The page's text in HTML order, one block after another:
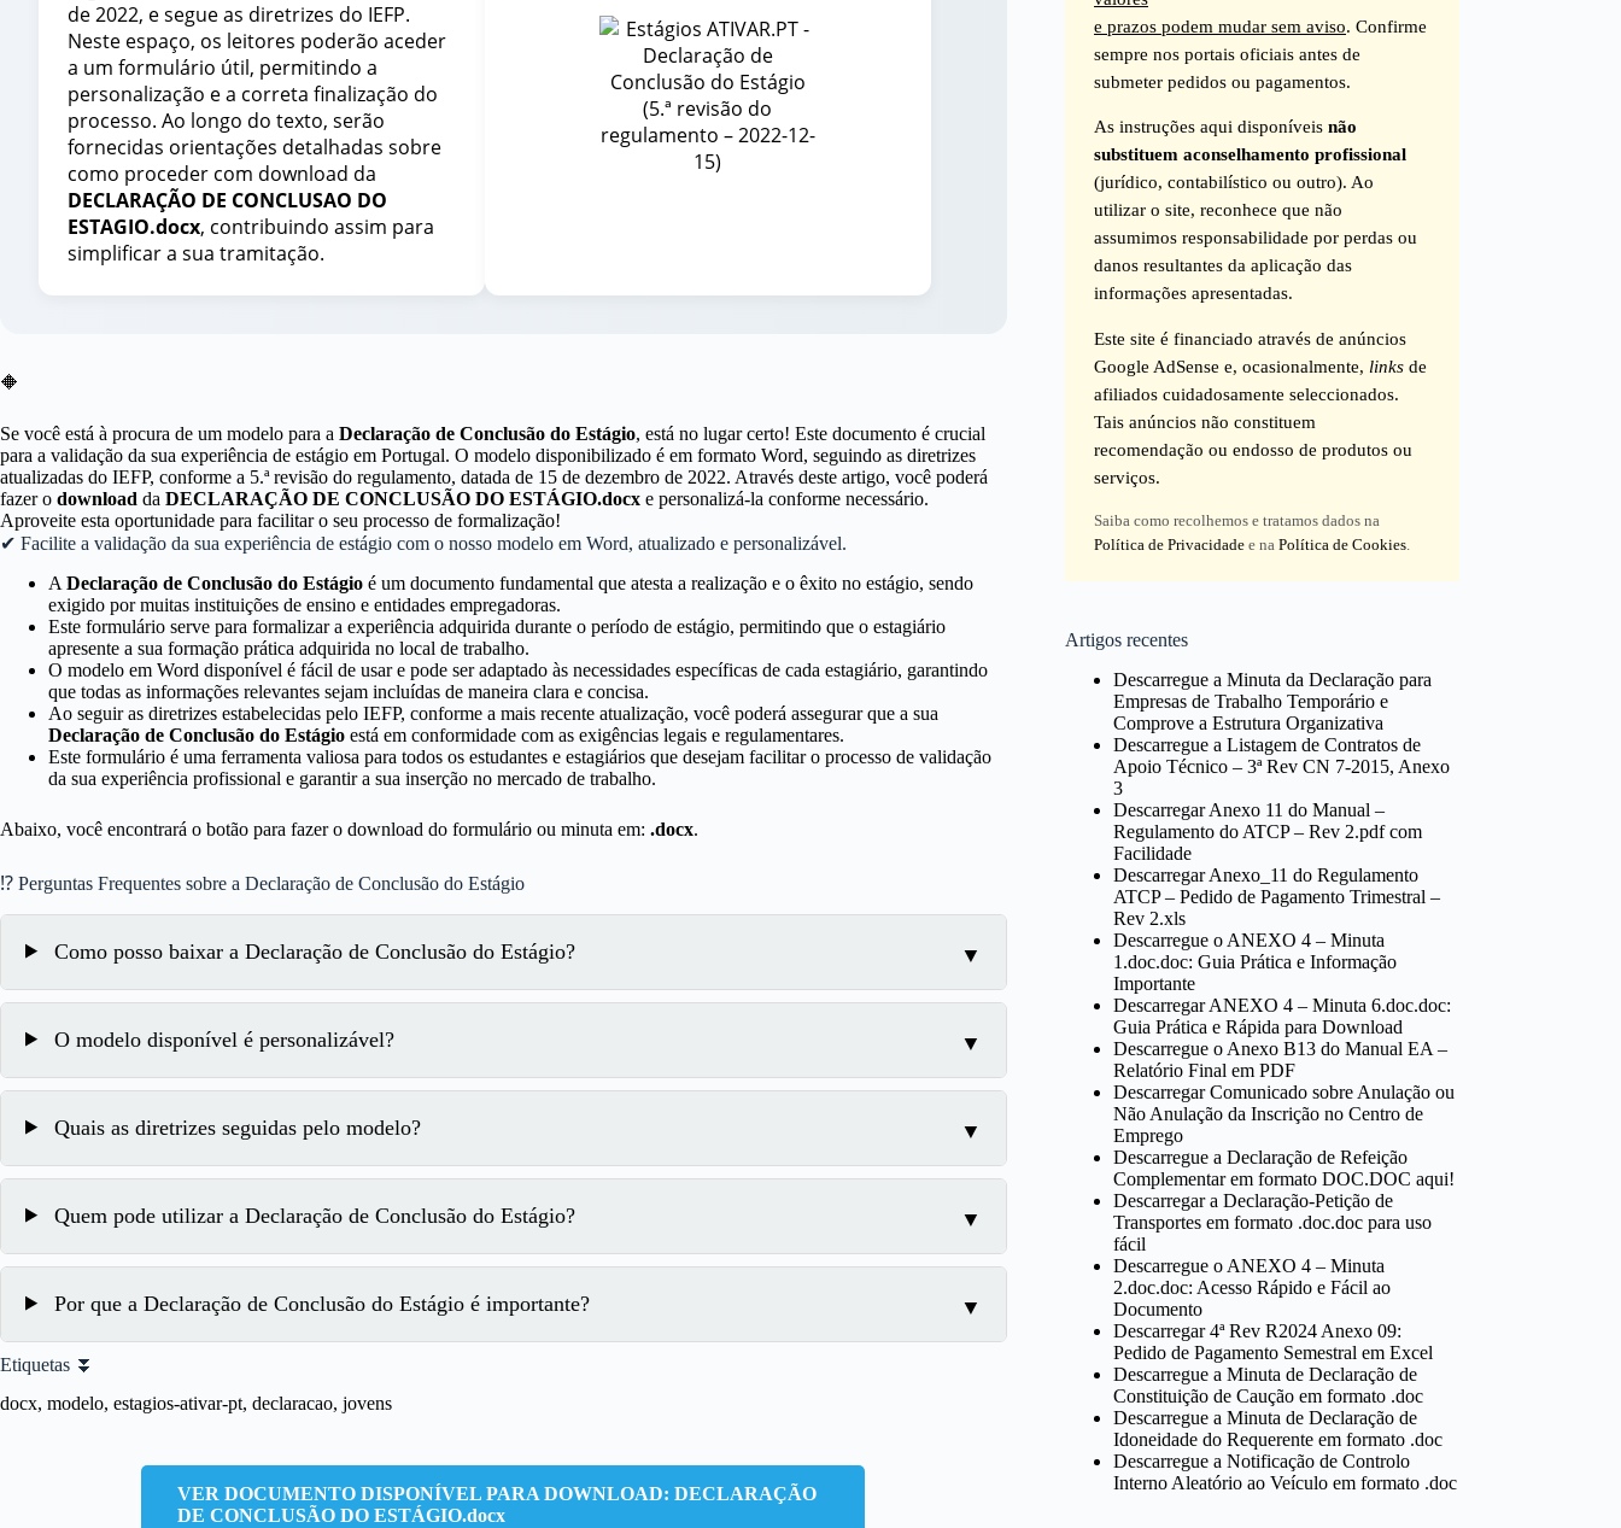
de 2022, e segue as diretrizes do IEFP.
Neste espaço, os leitores poderão aceder
a um formulário útil, permitindo a
personalização e a correta finalização do
processo. Ao longo do texto, serão
fornecidas orientações detalhadas sobre
como proceder com download da
DECLARAÇÃO DE CONCLUSAO DO
ESTAGIO.docx, contribuindo assim para
simplificar a sua tramitação.
🔶
Se você está à procura de um modelo para a Declaração de Conclusão do Estágio, está no lugar certo! Este documento é crucial
para a validação da sua experiência de estágio em Portugal. O modelo disponibilizado é em formato Word, seguindo as diretrizes
atualizadas do IEFP, conforme a 5.ª revisão do regulamento, datada de 15 de dezembro de 2022. Através deste artigo, você poderá
fazer o download da DECLARAÇÃO DE CONCLUSÃO DO ESTÁGIO.docx e personalizá-la conforme necessário.
Aproveite esta oportunidade para facilitar o seu processo de formalização!
✔ Facilite a validação da sua experiência de estágio com o nosso modelo em Word, atualizado e personalizável.
A Declaração de Conclusão do Estágio é um documento fundamental que atesta a realização e o êxito no estágio, sendo
exigido por muitas instituições de ensino e entidades empregadoras.
Este formulário serve para formalizar a experiência adquirida durante o período de estágio, permitindo que o estagiário
apresente a sua formação prática adquirida no local de trabalho.
O modelo em Word disponível é fácil de usar e pode ser adaptado às necessidades específicas de cada estagiário, garantindo
que todas as informações relevantes sejam incluídas de maneira clara e concisa.
Ao seguir as diretrizes estabelecidas pelo IEFP, conforme a mais recente atualização, você poderá assegurar que a sua
Declaração de Conclusão do Estágio está em conformidade com as exigências legais e regulamentares.
Este formulário é uma ferramenta valiosa para todos os estudantes e estagiários que desejam facilitar o processo de validação
da sua experiência profissional e garantir a sua inserção no mercado de trabalho.
Abaixo, você encontrará o botão para fazer o download do formulário ou minuta em: .docx.
⁉ Perguntas Frequentes sobre a Declaração de Conclusão do Estágio
Como posso baixar a Declaração de Conclusão do Estágio?
O modelo disponível é personalizável?
Quais as diretrizes seguidas pelo modelo?
Quem pode utilizar a Declaração de Conclusão do Estágio?
Por que a Declaração de Conclusão do Estágio é importante?
Etiquetas ⏬
docx, modelo, estagios-ativar-pt, declaracao, jovens
VER DOCUMENTO DISPONÍVEL PARA DOWNLOAD: DECLARAÇÃO
DE CONCLUSÃO DO ESTÁGIO.docx
e prazos podem mudar sem aviso. Confirme
sempre nos portais oficiais antes de
submeter pedidos ou pagamentos.
As instruções aqui disponíveisnão
substituem aconselhamento profissional
(jurídico, contabilístico ou outro). Ao
utilizar o site, reconhece que não
assumimos responsabilidade por perdas ou
danos resultantes da aplicação das
informações apresentadas.
Este site é financiado através de anúncios
Google AdSense e, ocasionalmente, links de
afiliados cuidadosamente seleccionados.
Tais anúncios não constituem
recomendação ou endosso de produtos ou
serviços.
Saiba como recolhemos e tratamos dados na
Política de Privacidade e naPolítica de Cookies.
Artigos recentes
Descarregue a Minuta da Declaração para
Empresas de Trabalho Temporário e
Comprove a Estrutura Organizativa
Descarregue a Listagem de Contratos de
Apoio Técnico – 3ª Rev CN 7-2015, Anexo
3
Descarregar Anexo 11 do Manual –
Regulamento do ATCP – Rev 2.pdf com
Facilidade
Descarregar Anexo_11 do Regulamento
ATCP – Pedido de Pagamento Trimestral –
Rev 2.xls
Descarregue o ANEXO 4 – Minuta
1.doc.doc: Guia Prática e Informação
Importante
Descarregar ANEXO 4 – Minuta 6.doc.doc:
Guia Prática e Rápida para Download
Descarregue o Anexo B13 do Manual EA –
Relatório Final em PDF
Descarregar Comunicado sobre Anulação ou
Não Anulação da Inscrição no Centro de
Emprego
Descarregue a Declaração de Refeição
Complementar em formato DOC.DOC aqui!
Descarregar a Declaração-Petição de
Transportes em formato .doc.doc para uso
fácil
Descarregue o ANEXO 4 – Minuta
2.doc.doc: Acesso Rápido e Fácil ao
Documento
Descarregar 4ª Rev R2024 Anexo 09:
Pedido de Pagamento Semestral em Excel
Descarregue a Minuta de Declaração de
Constituição de Caução em formato .doc
Descarregue a Minuta de Declaração de
Idoneidade do Requerente em formato .doc
Descarregue a Notificação de Controlo
Interno Aleatório ao Veículo em formato .doc